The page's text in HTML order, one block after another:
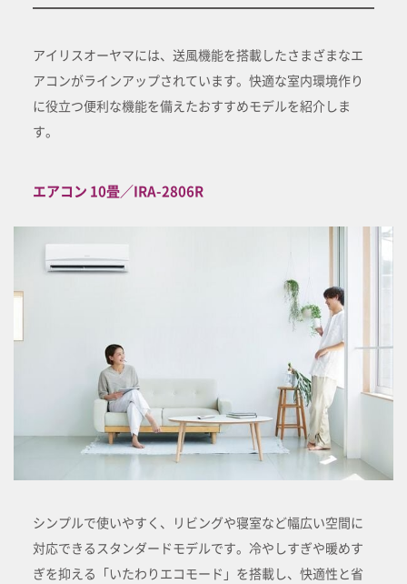
アイリスオーヤマには、送風機能を搭載したさまざまなエ
アコンがラインアップされています。快適な室内環境作り
に役立つ便利な機能を備えたおすすめモデルを紹介しま
す。
エアコン 10畳／IRA-2806R
シンプルで使いやすく、リビングや寝室など幅広い空間に
対応できるスタンダードモデルです。冷やしすぎや暖めす
ぎを抑える「いたわりエコモード」を搭載し、快適性と省